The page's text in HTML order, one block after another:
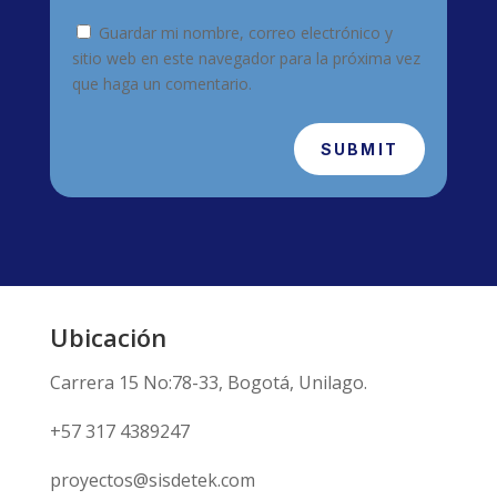
Guardar mi nombre, correo electrónico y
sitio web en este navegador para la próxima vez
que haga un comentario.
SUBMIT
Ubicación
Carrera 15 No:78-33, Bogotá, Unilago.
+57 317 4389247
proyectos@sisdetek.com